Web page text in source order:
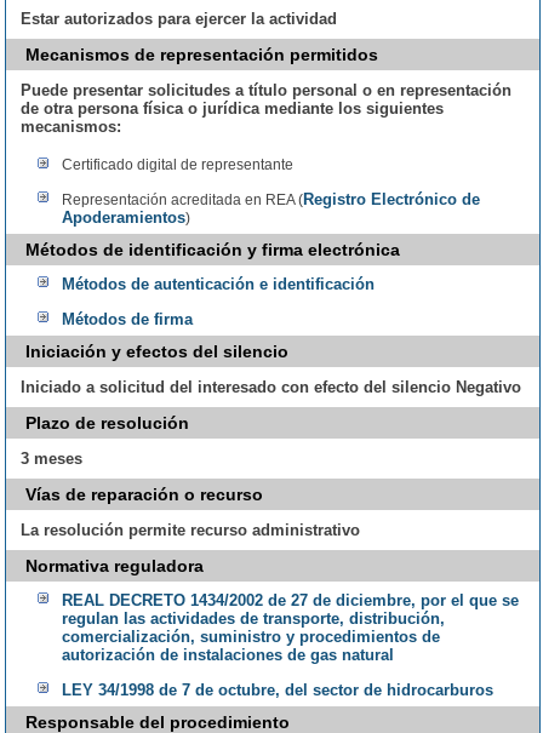
Estar autorizados para ejercer la actividad
Mecanismos de representación permitidos
Puede presentar solicitudes a título personal o en representación
de otra persona física o jurídica mediante los siguientes
mecanismos:
Certificado digital de representante
Representación acreditada en REA (Registro Electrónico de
Apoderamientos)
Métodos de identificación y firma electrónica
Métodos de autenticación e identificación
Métodos de firma
Iniciación y efectos del silencio
Iniciado a solicitud del interesado con efecto del silencio Negativo
Plazo de resolución
3 meses
Vías de reparación o recurso
La resolución permite recurso administrativo
Normativa reguladora
REAL DECRETO 1434/2002 de 27 de diciembre, por el que se
regulan las actividades de transporte, distribución,
comercialización, suministro y procedimientos de
autorización de instalaciones de gas natural
LEY 34/1998 de 7 de octubre, del sector de hidrocarburos
Responsable del procedimiento